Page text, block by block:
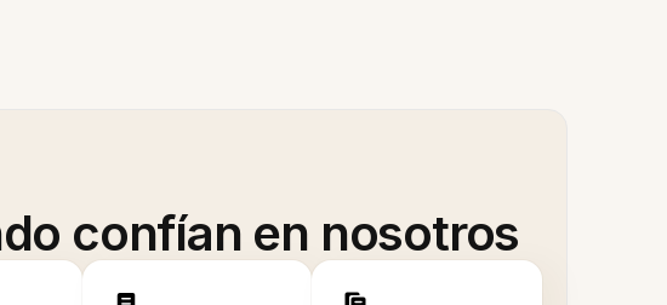
confían en nosotros